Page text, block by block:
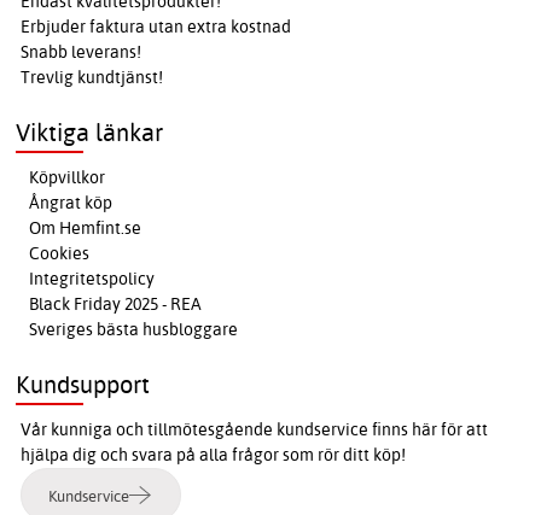
Erbjuder faktura utan extra kostnad
Snabb leverans!
Trevlig kundtjänst!
Viktiga länkar
Köpvillkor
Ångrat köp
Om Hemfint.se
Cookies
Integritetspolicy
Black Friday 2025 - REA
Sveriges bästa husbloggare
Kundsupport
Vår kunniga och tillmötesgående kundservice finns här för att
hjälpa dig och svara på alla frågor som rör ditt köp!
Kundservice